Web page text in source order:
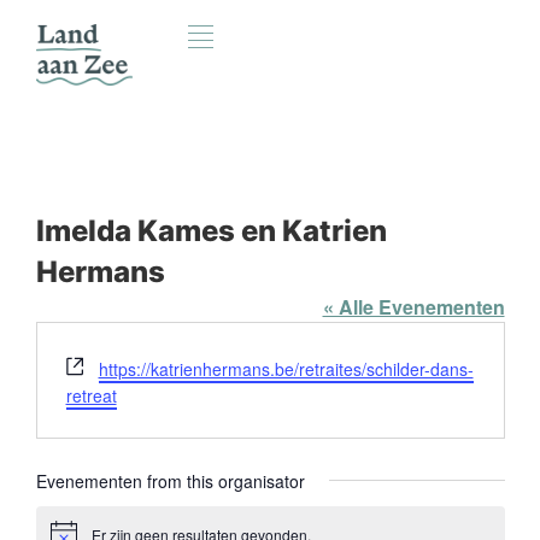
Imelda Kames en Katrien
Hermans
« Alle Evenementen
Website
https://katrienhermans.be/retraites/schilder-dans-
retreat
Evenementen from this organisator
Er zijn geen resultaten gevonden.